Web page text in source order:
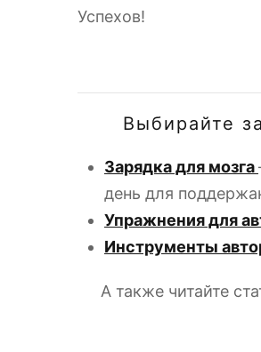
Успехов!
Выбирайте
Зарядка для мозга
день для
Упражнения для
Инструменты
А также читайте